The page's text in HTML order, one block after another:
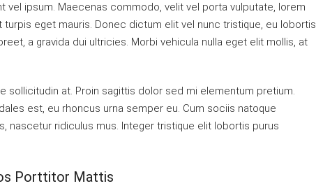
vel ipsum. Maecenas commodo, velit vel porta vulputate, lorem
eget mauris. Donec dictum elit vel nunc tristique, eu lobortis
a gravida dui ultricies. Morbi vehicula nulla eget elit mollis, at
sollicitudin at. Proin sagittis dolor sed mi elementum pretium.
est, eu rhoncus urna semper eu. Cum sociis natoque
nascetur ridiculus mus. Integer tristique elit lobortis purus
Porttitor Mattis